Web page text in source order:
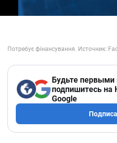
Будьте первыми
подпишитесь на
Google